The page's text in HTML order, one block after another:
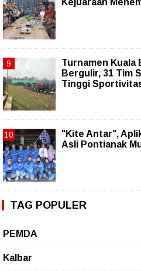
Kejuaraan
Turnamen Kuala
Bergulir, 31 Tim
Tinggi
"Kite Antar",
Asli Pontianak
TAG POPULER
PEMDA
Kalbar